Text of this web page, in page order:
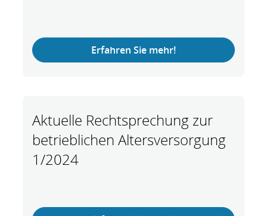
Erfahren Sie mehr!
Aktuelle Rechtsprechung zur
betrieblichen Altersversorgung
1/2024